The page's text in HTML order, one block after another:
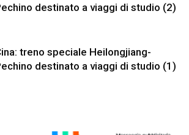
destinato a viaggi di studio (2)
treno speciale Heilongjiang-
destinato a viaggi di studio (1)